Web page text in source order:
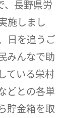
、長野県労
施しまし
日を追うご
みんなで助
ている栄村
どとの各単
貯金箱を取